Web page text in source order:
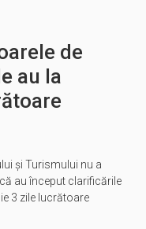
de
au la
și Turismului nu a
au început clarificările
3 zile lucrătoare